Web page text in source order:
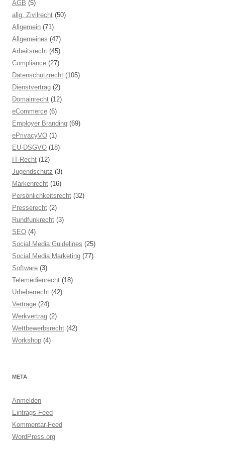
AGB (5)
allg. Zivilrecht (50)
Allgemein (71)
Allgemeines (47)
Arbeitsrecht (45)
Compliance (27)
Datenschutzrecht (105)
Dienstvertrag (2)
Domainrecht (12)
eCommerce (6)
Employer Branding (69)
ePrivacyVO (1)
EU-DSGVO (18)
IT-Recht (12)
Jugendschutz (3)
Markenrecht (16)
Persönlichkeitsrecht (32)
Presserecht (2)
Rundfunkrecht (3)
SEO (4)
Social Media Guidelines (25)
Social Media Marketing (77)
Software (3)
Telemedienrecht (18)
Urheberrecht (42)
Verträge (24)
Werkvertrag (2)
Wettbewerbsrecht (42)
Workshop (4)
META
Anmelden
Eintrags-Feed
Kommentar-Feed
WordPress.org